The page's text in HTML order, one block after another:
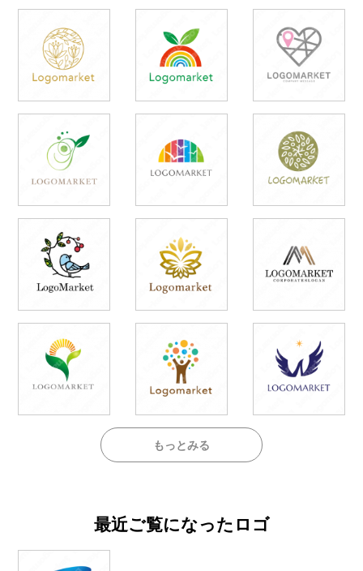
もっとみる
最近ご覧になったロゴ